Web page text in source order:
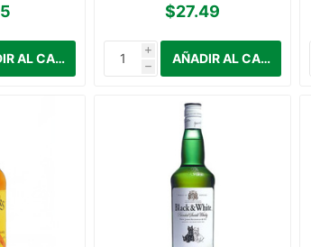
$27.49
i
h